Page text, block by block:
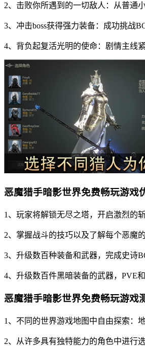
2、击败你所遇到的一切敌人：从普通
3、冲击boss获得强力装备：成功挑战
4、背负起复活光明的使命：剧情主线
恶魔猎手暗影世界免费畅玩游戏
1、玩家将解锁无尽之塔，开启激烈的
2、掌握战斗的技巧以及了解每个恶魔
3、升级数百种装备和武器，完成史诗
4、升级数百件黑暗装备的武器，PVE
恶魔猎手暗影世界免费畅玩游戏
1、不同的世界游戏地图中自由探索：
2、从许多具有独特能力的角色中进行